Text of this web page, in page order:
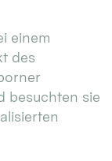
einem
des
besuchten sie